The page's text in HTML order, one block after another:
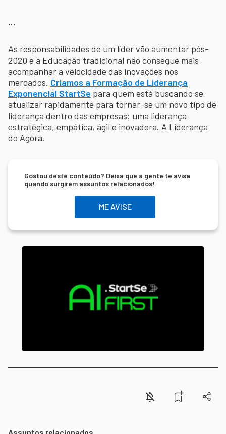
…
As responsabilidades de um líder vão aumentar pós-
2020 e a Educação tradicional não consegue mais
acompanhar a velocidade das inovações nos
mercados. Criamos a Formação de Liderança
Exponencial StartSe para quem está buscando se
atualizar rapidamente para tornar-se um novo tipo de
liderança dentro das empresas: uma liderança
estratégica, empática, ágil e inovadora. A Liderança
do Agora.
Gostou deste conteúdo? Deixa que a gente te avisa
quando surgirem assuntos relacionados!
ME AVISE